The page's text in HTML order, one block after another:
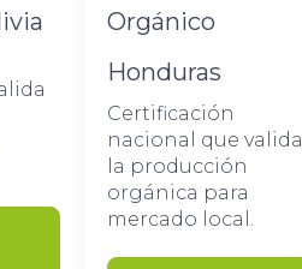
Orgánico
Honduras
Certificación
nacional que valida
la producción
orgánica para
mercado local.​